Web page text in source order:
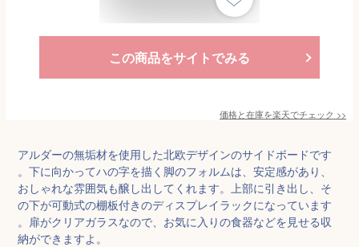
この商品をサイトでみる
価格と在庫を楽天でチェック >>
アルダーの無垢材を使用した北欧デザインのサイドボードです
。下に向かってハの字を描く脚のフォルムは、安定感があり、
おしゃれな雰囲気も醸し出してくれます。上部に引き出し、そ
の下が可動式の棚板付きのディスプレイラックになっています
。扉がクリアガラスなので、お気に入りの食器などを見せる収
納ができますよ。